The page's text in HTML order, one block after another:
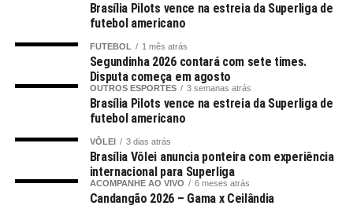
Brasília Pilots vence na estreia da Superliga de
futebol americano
FUTEBOL 1 mês atrás
Segundinha 2026 contará com sete times.
Disputa começa em agosto
OUTROS ESPORTES 3 semanas atrás
Brasília Pilots vence na estreia da Superliga de
futebol americano
VÔLEI 3 dias atrás
Brasília Vôlei anuncia ponteira com experiência
internacional para Superliga
ACOMPANHE AO VIVO 6 meses atrás
Candangão 2026 – Gama x Ceilândia